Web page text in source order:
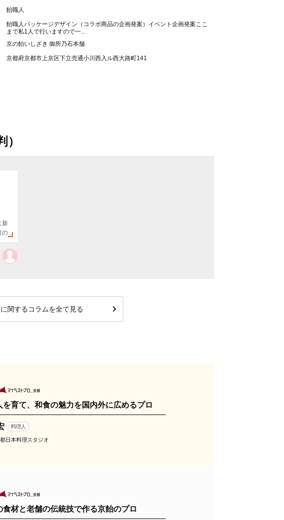
飴職人
飴職人パッケージデザイン（コラボ商品の企画発案）イベント企画発案ここ
まで私1人で行いますので一...
京の飴いしざき 御所乃石本舗
京都府京都市上京区下立売通小川西入ル西大路町141
新
の
に関するコラムを全て見る
を育て、和食の魅力を国内外に広めるプロ
料理人
日本料理スタジオ
食材と老舗の伝統技で作る京飴のプロ